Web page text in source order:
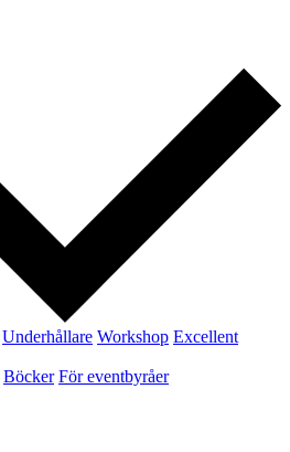
Underhållare Workshop Excellent
Böcker För eventbyråer